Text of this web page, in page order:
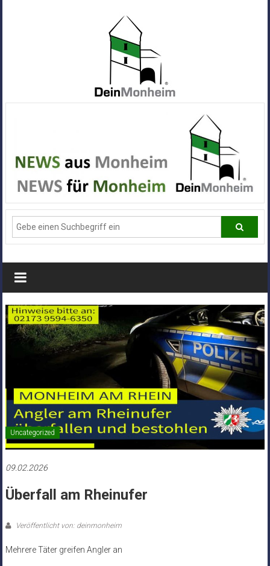
Alle
News
aus
Deiner
Stadt
Monheim
Uncategorized
09.02.2026
Überfall am Rheinufer
Veröffentlicht von: deinmonheim
Mehrere Täter greifen Angler an